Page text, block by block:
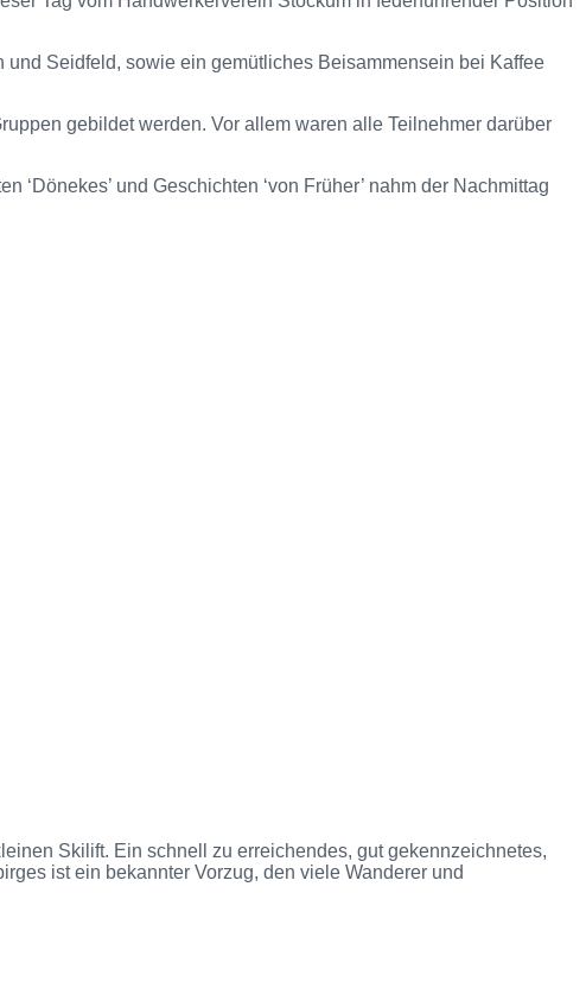
Seidfeld, sowie ein gemütliches Beisammensein bei Kaffee
gebildet werden. Vor allem waren alle Teilnehmer darüber
und Geschichten ‘von Früher’ nahm der Nachmittag
Skilift. Ein schnell zu erreichendes, gut gekennzeichnetes,
ist ein bekannter Vorzug, den viele Wanderer und